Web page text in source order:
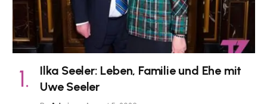
Ilka Seeler: Leben, Familie und Ehe mit
Uwe Seeler